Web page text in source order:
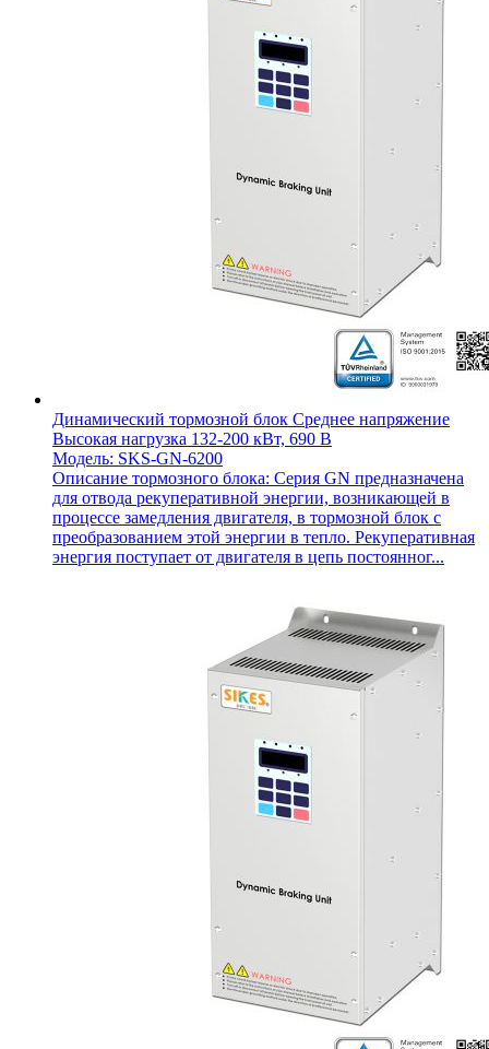
Динамический тормозной блок Среднее напряжение
Высокая нагрузка 132-200 кВт, 690 В
Модель: SKS-GN-6200
Описание тормозного блока: Серия GN предназначена
для отвода рекуперативной энергии, возникающей в
процессе замедления двигателя, в тормозной блок с
преобразованием этой энергии в тепло. Рекуперативная
энергия поступает от двигателя в цепь постоянног...